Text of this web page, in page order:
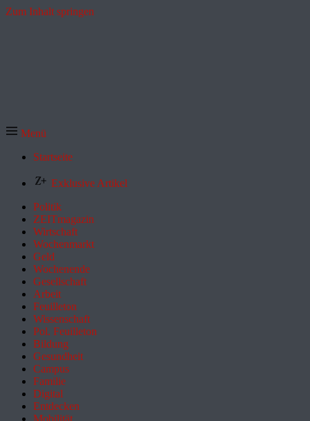
Zum Inhalt springen
Menü
Startseite
Exklusive Artikel
Politik
ZEITmagazin
Wirtschaft
Wochenmarkt
Geld
Wochenende
Gesellschaft
Arbeit
Feuilleton
Wissenschaft
Pol. Feuilleton
Bildung
Gesundheit
Campus
Familie
Digital
Entdecken
Mobilität